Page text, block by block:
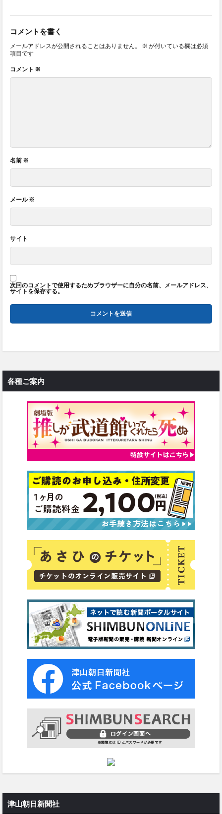
コメントを書く
メールアドレスが公開されることはありません。 ※ が付いている欄は必須
項目です
コメント ※
名前 ※
メール※
サイト
次回のコメントで使用するためブラウザーに自分の名前、メールアドレス、
サイトを保存する。
各種ご案内
津山朝日新聞社